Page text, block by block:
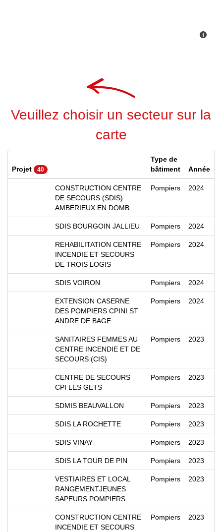
Veuillez choisir un secteur sur la
carte
Projet 40
Type de
bâtiment
Année
CONSTRUCTION CENTRE
DE SECOURS (SDIS)
AMBERIEUX EN DOMB
Pompiers 2024
SDIS BOURGOIN JALLIEU Pompiers 2024
REHABILITATION CENTRE
INCENDIE ET SECOURS
DE TROIS LOGIS
Pompiers 2024
SDIS VOIRON Pompiers 2024
EXTENSION CASERNE
DES POMPIERS CPINI ST
ANDRE DE BAGE
Pompiers 2024
SANITAIRES FEMMES AU
CENTRE INCENDIE ET DE
SECOURS (CIS)
Pompiers 2023
CENTRE DE SECOURS
CPI LES GETS
Pompiers 2023
SDMIS BEAUVALLON Pompiers 2023
SDIS LA ROCHETTE Pompiers 2023
SDIS VINAY Pompiers 2023
SDIS LA TOUR DE PIN Pompiers 2023
VESTIAIRES ET LOCAL
RANGEMENTJEUNES
SAPEURS POMPIERS
Pompiers 2023
CONSTRUCTION CENTRE
INCENDIE ET SECOURS
Pompiers 2023